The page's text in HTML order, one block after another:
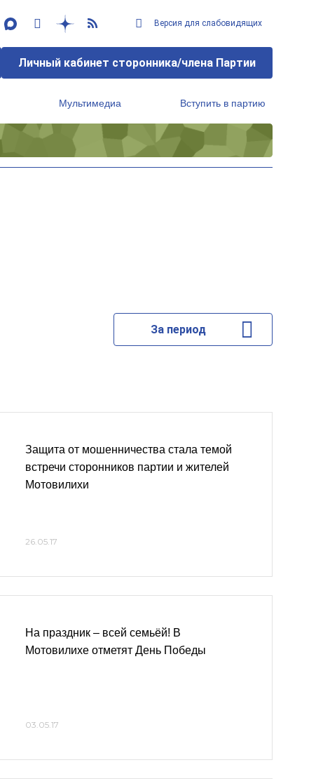
Версия для слабовидящих
Личный кабинет сторонника/члена Партии
Мультимедиа Вступить в партию
За период
Защита от мошенничества стала темой
встречи сторонников партии и жителей
Мотовилихи
26.05.17
На праздник – всей семьёй! В
Мотовилихе отметят День Победы
03.05.17